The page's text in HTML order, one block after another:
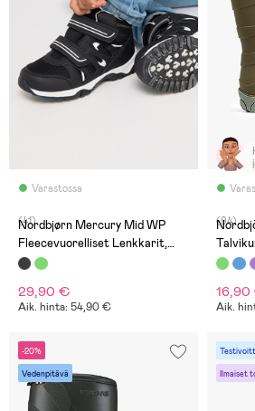
Varastossa
(41)
Nordbjørn Mercury Mid WP
Fleecevuorelliset Lenkkarit,
Black/White
29,90 €
Aik. hinta: 54,90 €
(94)
Aik.
-20%
Vedenpitävä Ilmaiset